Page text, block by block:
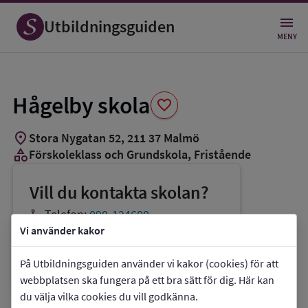
Vi använder kakor
På Utbildningsguiden använder vi kakor (cookies) för att
webbplatsen ska fungera på ett bra sätt för dig. Här kan
du välja vilka cookies du vill godkänna.
Utbildningsguiden MENY
Hågelby skola favorite
Spara
som
favorit
location_on Stora Nygatan 52, 211 37 Malmö
categoryFörskoleklass och Grundskola, Fristående
Vill du kontakta skolan?
phoneTelefon:090-124600
mailE-post: myndigheter@edukatus.se
linkWebbplats:Hågelby skola